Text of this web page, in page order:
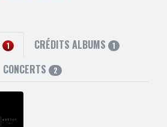
1 CRÉDITS ALBUMS 1
CONCERTS 2